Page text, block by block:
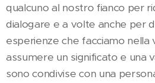
qualcuno al nostro fianco per
dialogare e a volte anche per
esperienze che facciamo nella
assumere un significato e una
sono condivise con una